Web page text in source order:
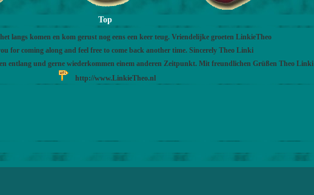
Top
langs komen en kom gerust nog eens een keer teug. Vriendelijke groeten LinkieTheo
for coming along and feel free to come back another time. Sincerely Theo Linki
entlang und gerne wiederkommen einem anderen Zeitpunkt. Mit freundlichen Grüßen Theo Linki
http://www.LinkieTheo.nl